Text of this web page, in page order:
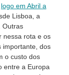
logo em Abril a
Lisboa, a
Outras
nessa rota e os
dos
o custo dos
entre a Europa